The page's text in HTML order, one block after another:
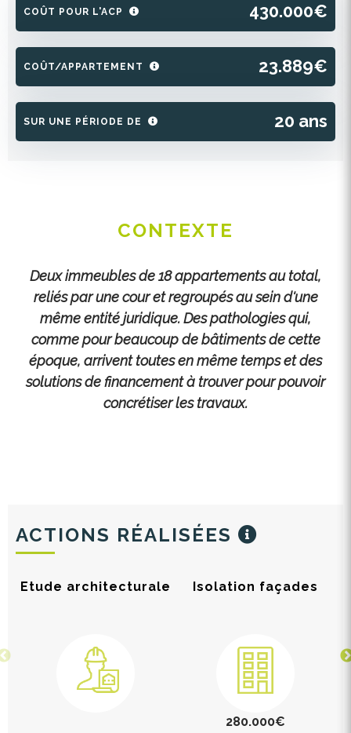
COÛT POUR L'ACP 430.000€
COÛT/APPARTEMENT 23.889€
SUR UNE PÉRIODE DE 20 ans
CONTEXTE
Deux immeubles de 18 appartements au total,
reliés par une cour et regroupés au sein d'une
même entité juridique. Des pathologies qui,
comme pour beaucoup de bâtiments de cette
époque, arrivent toutes en même temps et des
solutions de financement à trouver pour pouvoir
concrétiser les travaux.
ACTIONS RÉALISÉES
Etude architecturale Isolation façades
280.000€